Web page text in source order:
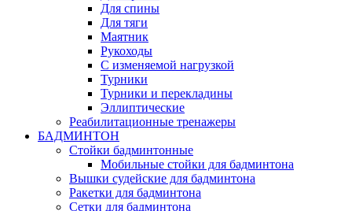
Для спины
Для тяги
Маятник
Рукоходы
С изменяемой нагрузкой
Турники
Турники и перекладины
Эллиптические
Реабилитационные тренажеры
БАДМИНТОН
Стойки бадминтонные
Мобильные стойки для бадминтона
Вышки судейские для бадминтона
Ракетки для бадминтона
Сетки для бадминтона